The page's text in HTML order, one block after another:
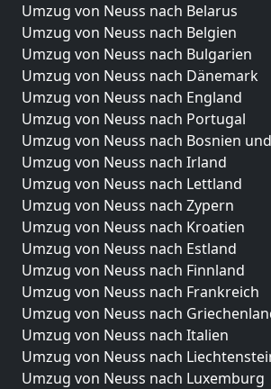
Umzug von Neuss nach Belarus
Umzug von Neuss nach Belgien
Umzug von Neuss nach Bulgarien
Umzug von Neuss nach Dänemark
Umzug von Neuss nach England
Umzug von Neuss nach Portugal
Umzug von Neuss nach Bosnien
Umzug von Neuss nach Irland
Umzug von Neuss nach Lettland
Umzug von Neuss nach Zypern
Umzug von Neuss nach Kroatien
Umzug von Neuss nach Estland
Umzug von Neuss nach Finnland
Umzug von Neuss nach Frankreich
Umzug von Neuss nach
Umzug von Neuss nach Italien
Umzug von Neuss nach
Umzug von Neuss nach Luxemburg